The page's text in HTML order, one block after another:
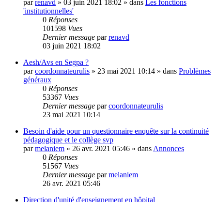
parrenavd » 03 juin 2021 18:02 » dans Les fonctions
'institutionnelles'
0 Réponses
101598 Vues
Dernier message parrenavd
03 juin 2021 18:02
Aesh/Avs en Segpa ?
parcoordonnateurulis » 23 mai 2021 10:14 » dans Problèmes
généraux
0 Réponses
53367 Vues
Dernier message parcoordonnateurulis
23 mai 2021 10:14
Besoin d'aide pour un questionnaire enquête sur la continuité
pédagogique et le collège svp
parmelaniem » 26 avr. 2021 05:46 » dans Annonces
0 Réponses
51567 Vues
Dernier message parmelaniem
26 avr. 2021 05:46
Direction d'unité d'enseignement en hôpital